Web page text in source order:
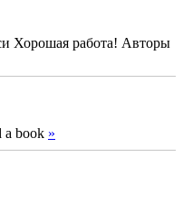
Хорошая работа! Авторы
a book »